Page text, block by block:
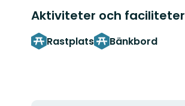
Aktiviteter och faciliteter
Rastplats Bänkbord